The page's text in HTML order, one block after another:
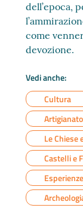
dell’epoca,
come
devozione.
Vedi anche:
Cultura
Artigianato
Le Chiese
Castelli e